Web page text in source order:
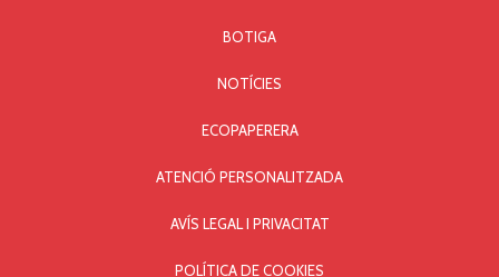
BOTIGA
NOTÍCIES
ECOPAPERERA
ATENCIÓ PERSONALITZADA
AVÍS LEGAL I PRIVACITAT
POLÍTICA DE COOKIES